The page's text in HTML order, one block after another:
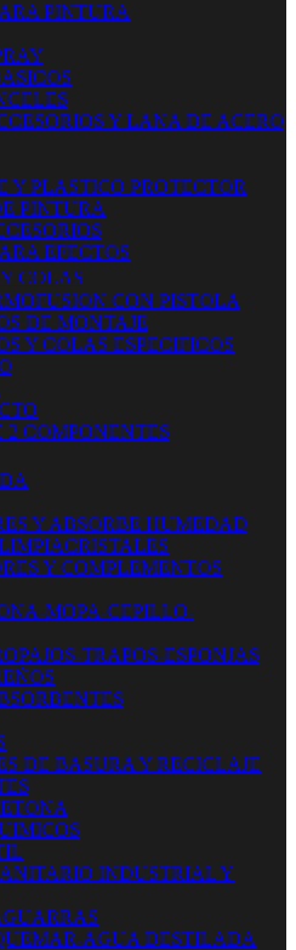
PINTURA
Y LANA DE ACERO
Y PLASTICO PROTECTOR
PINTURA
EFECTOS
COLAS
CON PISTOLA
DE MONTAJE
Y COLAS ESPECIFICOS
COMPONENTES
Y ABSORBE HUMEDAD
Y COMPLEMENTOS
MOPA-CEPILLO-
TRAPOS-ESPONJAS
DE BASURA Y RECICLAJE
INDUSTRIAL Y
AGUA DESTILADA